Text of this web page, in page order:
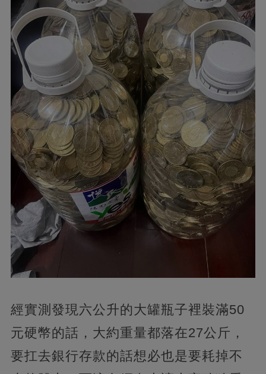
經實測發現六公升的大罐瓶子裡裝滿50
元硬幣的話，大約重量都落在27公斤，
要扛去銀行存款的話想必也是要耗掉不